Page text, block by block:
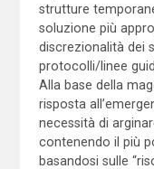
strutture
soluzione più
discrezionalità dei
protocolli/linee
Alla base della
risposta
necessità di
contenendo il più
basandosi sulle